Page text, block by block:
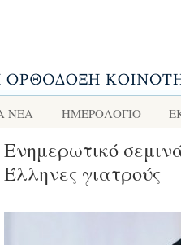
ΝΕΑ ΗΜΕΡΟΛΟΓΙΟ
Ενημερωτικό
Έλληνες γιατρούς